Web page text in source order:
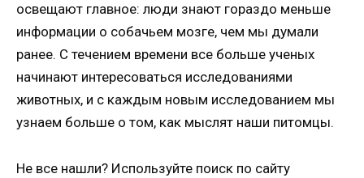
освещают главное: люди знают гораздо меньше
информации о собачьем мозге, чем мы думали
ранее. С течением времени все больше ученых
начинают интересоваться исследованиями
животных, и с каждым новым исследованием мы
узнаем больше о том, как мыслят наши питомцы.
Не все нашли? Используйте поиск по сайту